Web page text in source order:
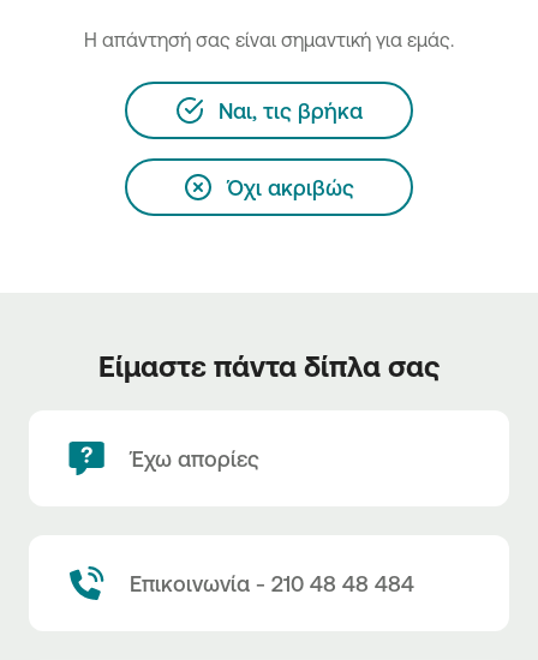
H απάντησή σας είναι σημαντική για εμάς.
Ναι, τις βρήκα
Όχι ακριβώς
Είμαστε πάντα δίπλα σας
Έχω απορίες
Επικοινωνία - 210 48 48 484